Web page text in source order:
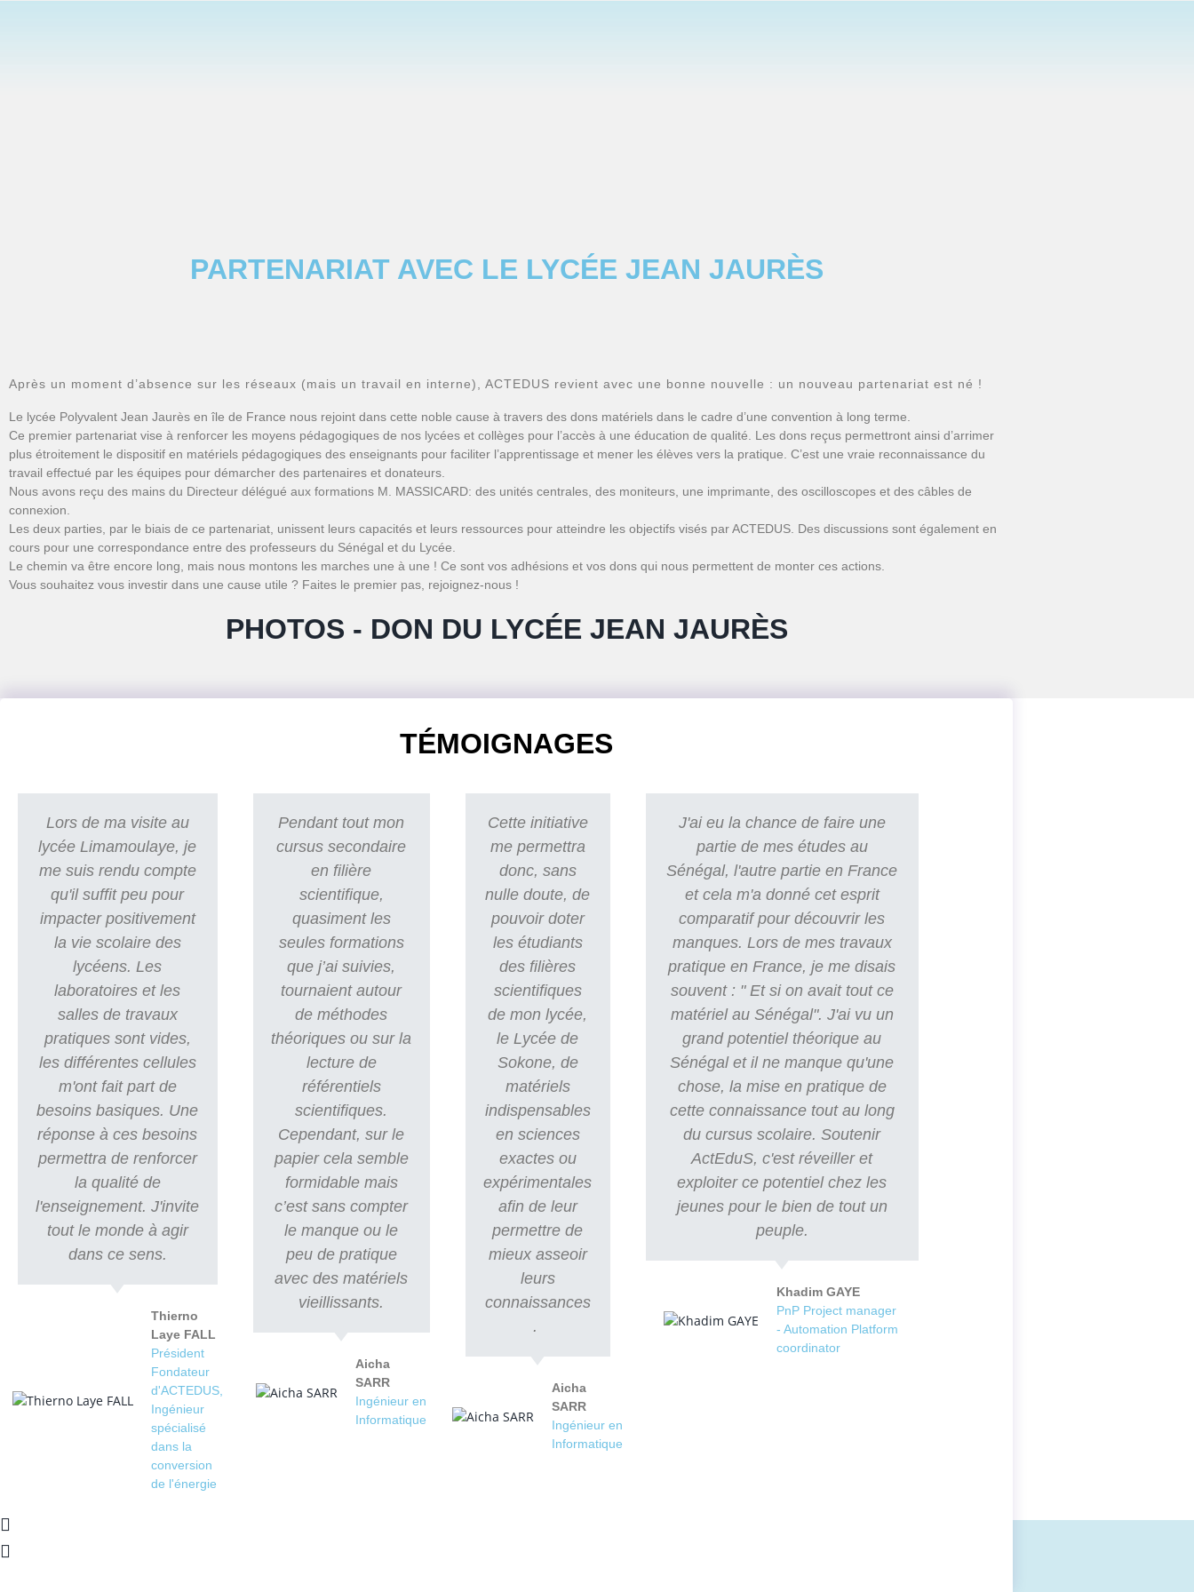
PARTENARIAT AVEC LE LYCÉE JEAN JAURÈS
Après un moment d’absence sur les réseaux (mais un travail en interne), ACTEDUS revient avec une bonne nouvelle : un nouveau partenariat est né !
Le lycée Polyvalent Jean Jaurès en île de France nous rejoint dans cette noble cause à travers des dons matériels dans le cadre d’une convention à long terme.
Ce premier partenariat vise à renforcer les moyens pédagogiques de nos lycées et collèges pour l’accès à une éducation de qualité. Les dons reçus permettront ainsi d’arrimer
plus étroitement le dispositif en matériels pédagogiques des enseignants pour faciliter l’apprentissage et mener les élèves vers la pratique. C’est une vraie reconnaissance du
travail effectué par les équipes pour démarcher des partenaires et donateurs.
Nous avons reçu des mains du Directeur délégué aux formations M. MASSICARD: des unités centrales, des moniteurs, une imprimante, des oscilloscopes et des câbles de
connexion.
Les deux parties, par le biais de ce partenariat, unissent leurs capacités et leurs ressources pour atteindre les objectifs visés par ACTEDUS. Des discussions sont également en
cours pour une correspondance entre des professeurs du Sénégal et du Lycée.
Le chemin va être encore long, mais nous montons les marches une à une ! Ce sont vos adhésions et vos dons qui nous permettent de monter ces actions.
Vous souhaitez vous investir dans une cause utile ? Faites le premier pas, rejoignez-nous !
PHOTOS - DON DU LYCÉE JEAN JAURÈS
TÉMOIGNAGES
Lors de ma visite au
lycée Limamoulaye, je
me suis rendu compte
qu'il suffit peu pour
impacter positivement
la vie scolaire des
lycéens. Les
laboratoires et les
salles de travaux
pratiques sont vides,
les différentes cellules
m'ont fait part de
besoins basiques. Une
réponse à ces besoins
permettra de renforcer
la qualité de
l'enseignement. J'invite
tout le monde à agir
dans ce sens.
Thierno
Laye FALL
Président
Fondateur
d'ACTEDUS,
Ingénieur
spécialisé
dans la
conversion
de l'énergie
Pendant tout mon
cursus secondaire
en filière
scientifique,
quasiment les
seules formations
que j’ai suivies,
tournaient autour
de méthodes
théoriques ou sur la
lecture de
référentiels
scientifiques.
Cependant, sur le
papier cela semble
formidable mais
c’est sans compter
le manque ou le
peu de pratique
avec des matériels
vieillissants.
Aicha
SARR
Ingénieur en
Informatique
Cette initiative
me permettra
donc, sans
nulle doute, de
pouvoir doter
les étudiants
des filières
scientifiques
de mon lycée,
le Lycée de
Sokone, de
matériels
indispensables
en sciences
exactes ou
expérimentales
afin de leur
permettre de
mieux asseoir
leurs
connaissances
.
Aicha
SARR
Ingénieur en
Informatique
J'ai eu la chance de faire une
partie de mes études au
Sénégal, l'autre partie en France
et cela m'a donné cet esprit
comparatif pour découvrir les
manques. Lors de mes travaux
pratique en France, je me disais
souvent : " Et si on avait tout ce
matériel au Sénégal". J'ai vu un
grand potentiel théorique au
Sénégal et il ne manque qu'une
chose, la mise en pratique de
cette connaissance tout au long
du cursus scolaire. Soutenir
ActEduS, c'est réveiller et
exploiter ce potentiel chez les
jeunes pour le bien de tout un
peuple.
Khadim GAYE
PnP Project manager
- Automation Platform
coordinator